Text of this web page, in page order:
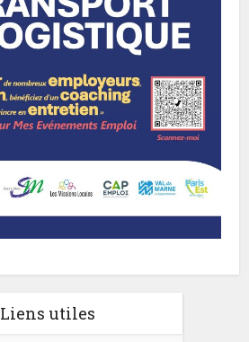
Liens utiles